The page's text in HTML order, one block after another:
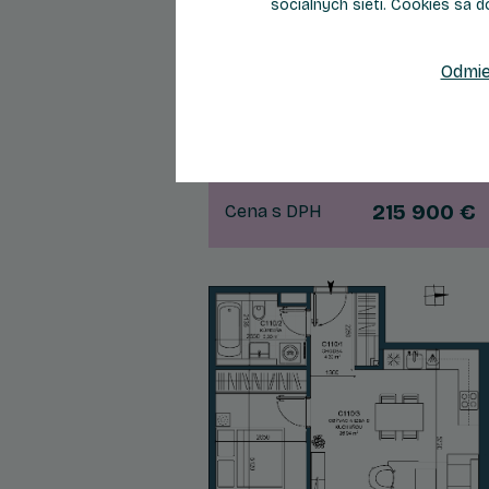
Podlažie
Cena s DPH 215 900 €
sociálnych sietí. Cookies sa